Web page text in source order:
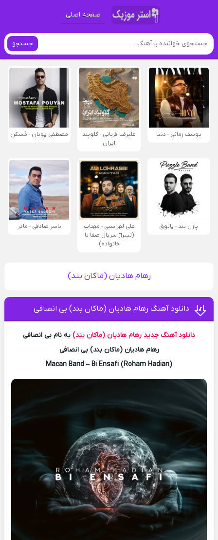
صفحه اصلی
جستجو
یوسف زمانی - دنیا
علیرضا قربانی - گلوبند
ایران
مصطفی پویان - مُسکن
پازل بند - پاتوق
علی لهراسبی - مهتاب
(تیتراژ سریال صفا با
خانواده)
یاسر صادقی - مادر
رهام هادیان (ماکان بند)
دانلود آهنگ رهام هادیان (ماکان بند) بی انصافی
دانلود آهنگ جدید رهام هادیان (ماکان بند) به نام بی انصافی
رهام هادیان (ماکان بند) بی انصافی
Macan Band – Bi Ensafi (Roham Hadian)